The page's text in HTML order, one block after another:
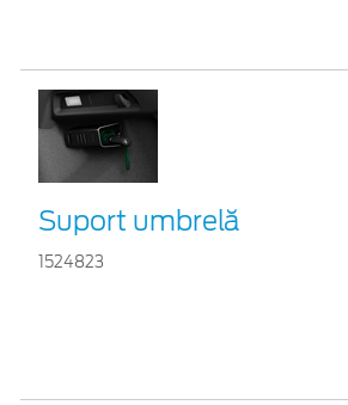
Suport umbrelă
1524823